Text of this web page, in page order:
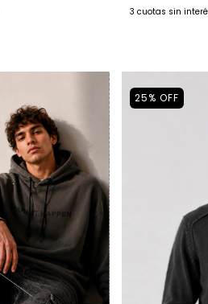
3 cuotas sin
25% OFF